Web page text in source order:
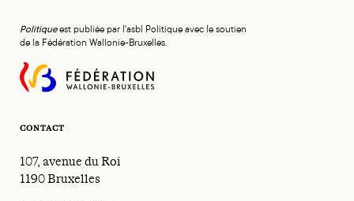
Politiqueest publiée par l'asbl Politique avec le soutien
de la Fédération Wallonie-Bruxelles.
CONTACT
107, avenue du Roi
1190 Bruxelles